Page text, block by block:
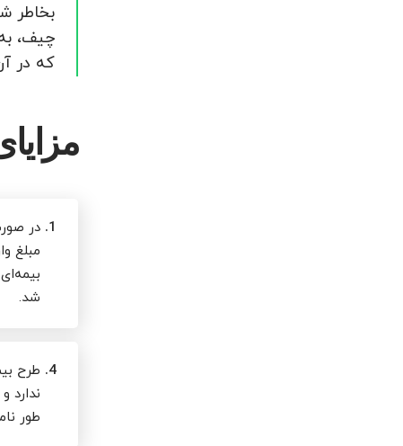
بخاطر
چیف،
که در آن اگر
1.
مبلغ
شد.
4. طرح
ندارد
طور